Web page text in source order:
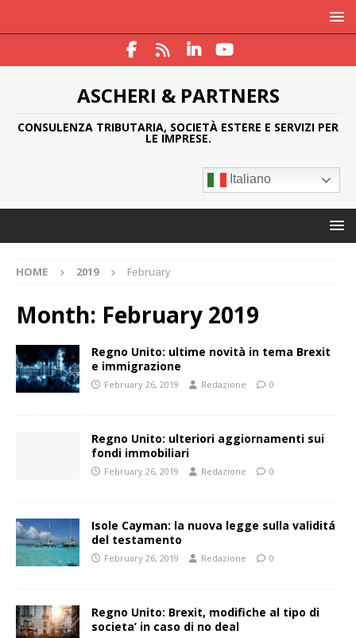
ASCHERI & PARTNERS
CONSULENZA TRIBUTARIA, SOCIETÀ ESTERE E SERVIZI PER
LE IMPRESE.
Italiano
HOME 2019 February
Month: February 2019
Regno Unito: ultime novità in tema Brexit
e immigrazione
February 26, 2019 Redazione 0
Regno Unito: ulteriori aggiornamenti sui
fondi immobiliari
February 26, 2019 Redazione 0
Isole Cayman: la nuova legge sulla validitá
del testamento
February 26, 2019 Redazione 0
Regno Unito: Brexit, modifiche al tipo di
societa’ in caso di no deal